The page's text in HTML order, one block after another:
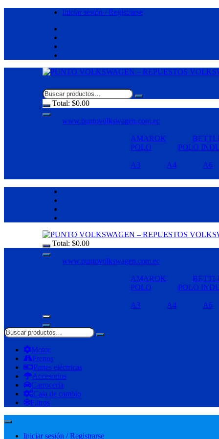
Iniciar sesión / Registrarse
Total: $0.00
www.puntovolkswagen.com.ec
AMAROK
POLO
POLO
A3 A4 A6
Total: $0.00
www.puntovolkswagen.com.ec
AMAROK
POLO
POLO
A3 A4 A6
Motor
Frenos
Partes eléctricas
Accesorios
Carrocería
Caja de cambio
Filtros
Iniciar sesión / Registrarse